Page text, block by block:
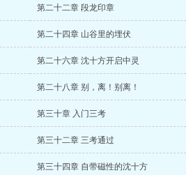
第二十二章 段龙印章
第二十四章 山谷里的埋伏
第二十六章 沈十方开启中灵
第二十八章 别，离！别离！
第三十章 入门三考
第三十二章 三考通过
第三十四章 自带磁性的沈十方